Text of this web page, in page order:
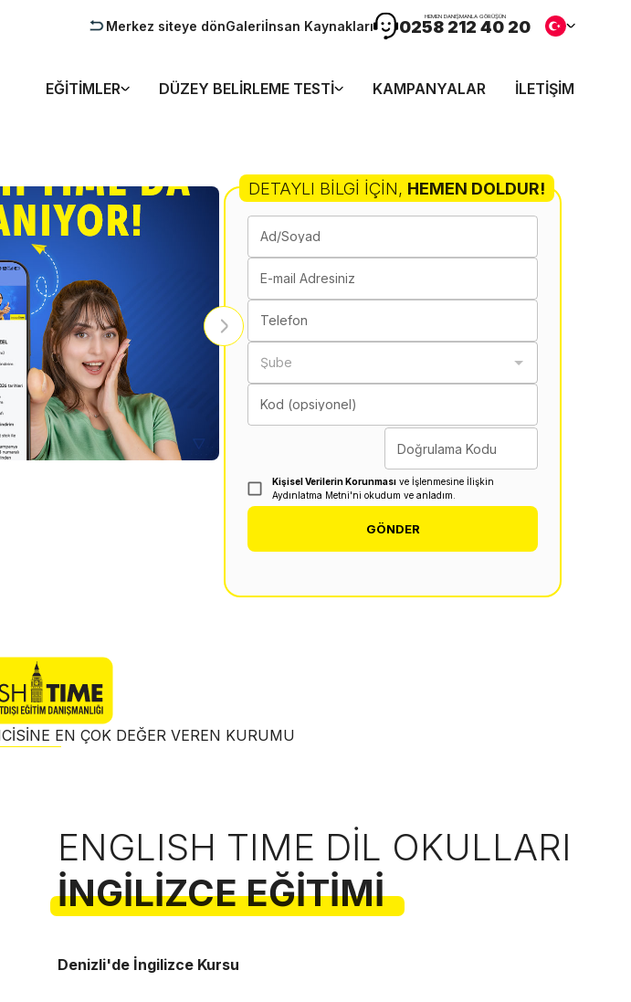
Merkez siteye dönGaleriİnsan Kaynakları
HEMEN DANIŞMANLA GÖRÜŞÜN
0258 212 40 20
EĞITIMLER DÜZEY BELIRLEME TESTI KAMPANYALAR İLETIŞIM
DETAYLI BILGI İÇIN, HEMEN DOLDUR!
Ad/Soyad
E-mail Adresiniz
Telefon
Şube
Kod (opsiyonel)
Doğrulama Kodu
Kişisel Verilerin Korunması ve İşlenmesine İlişkin
Aydınlatma Metni'ni okudum ve anladım.
GÖNDER
EN ÇOK DEĞER VEREN KURUMU
ENGLISH TIME DIL OKULLARI
İNGILIZCE EĞITIMI
Denizli'de İngilizce Kursu